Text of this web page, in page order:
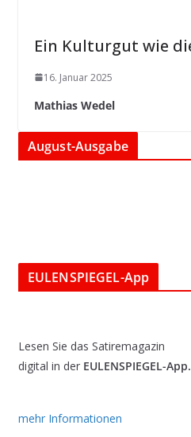
Ein Kulturgut wie
16. Januar 2025
Mathias Wedel
August-Ausgabe
EULENSPIEGEL-App
Lesen Sie das Satiremagazin
digital in der EULENSPIEGEL-App.
mehr Informationen